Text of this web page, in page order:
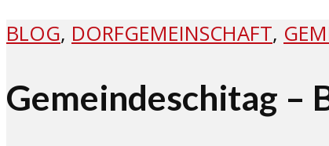
BLOG, DORFGEMEINSCHAFT,
Gemeindeschitag –